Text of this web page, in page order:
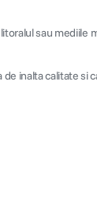
sau
inalta